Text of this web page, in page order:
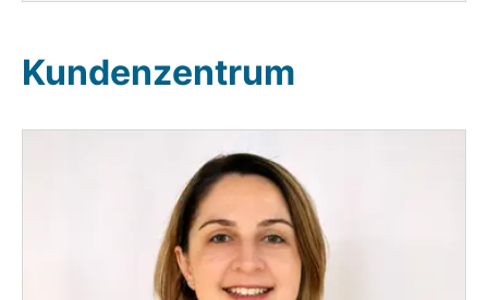
Kundenzentrum